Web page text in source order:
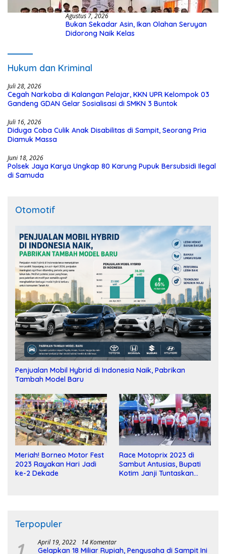
Agustus 7, 2026
Bukan Sekadar Asin, Ikan Olahan Seruyan
Didorong Naik Kelas
Hukum dan Kriminal
Juli 28, 2026
Cegah Narkoba di Kalangan Pelajar, KKN UPR Kelompok 03
Gandeng GDAN Gelar Sosialisasi di SMKN 3 Buntok
Juli 16, 2026
Diduga Coba Culik Anak Disabilitas di Sampit, Seorang Pria
Diamuk Massa
Juni 18, 2026
Polsek Jaya Karya Ungkap 80 Karung Pupuk Bersubsidi Ilegal
di Samuda
Otomotif
Penjualan Mobil Hybrid di Indonesia Naik, Pabrikan
Tambah Model Baru
Meriah! Borneo Motor Fest
2023 Rayakan Hari Jadi
ke-2 Dekade
Race Motoprix 2023 di
Sambut Antusias, Bupati
Kotim Janji Tuntaskan
Terpopuler
April 19, 2022 14 Komentar
Gelapkan 18 Miliar Rupiah, Pengusaha di Sampit Ini